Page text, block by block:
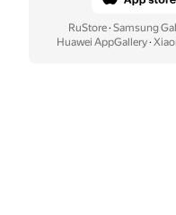
RuStore· Samsung
Huawei AppGallery·